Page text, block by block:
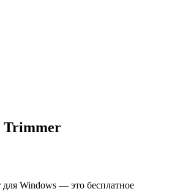
Trimmer
Windows — это бесплатное